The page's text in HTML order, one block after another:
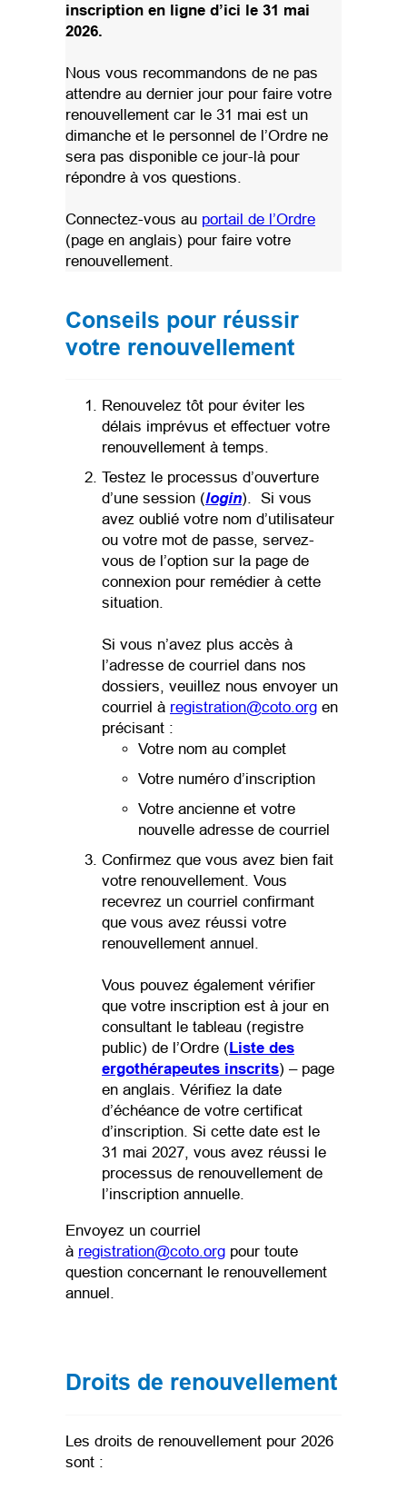
inscription en ligne d’ici le 31 mai
2026.
Nous vous recommandons de ne pas
attendre au dernier jour pour faire votre
renouvellement car le 31 mai est un
dimanche et le personnel de l’Ordre ne
sera pas disponible ce jour-là pour
répondre à vos questions.
Connectez-vous au portail de l’Ordre(opens in a
(page en anglais) pour faire votre
renouvellement.
Conseils pour réussir
votre renouvellement
Renouvelez tôt pour éviter les
délais imprévus et effectuer votre
renouvellement à temps.
Testez le processus d’ouverture
d’une session (login(opens in a new tab)
). Si vous
avez oublié votre nom d’utilisateur
ou votre mot de passe, servez-
vous de l’option sur la page de
connexion pour remédier à cette
situation.
Si vous n’avez plus accès à
l’adresse de courriel dans nos
dossiers, veuillez nous envoyer un
courriel à registration@coto.org(opens
en
précisant :
Votre nom au complet
Votre numéro d’inscription
Votre ancienne et votre
nouvelle adresse de courriel
Confirmez que vous avez bien fait
votre renouvellement. Vous
recevrez un courriel confirmant
que vous avez réussi votre
renouvellement annuel.
Vous pouvez également vérifier
que votre inscription est à jour en
consultant le tableau (registre
public) de l’Ordre ( Liste des
ergothérapeutes inscrits(opens in a new
) – page
en anglais. Vérifiez la date
d’échéance de votre certificat
d’inscription. Si cette date est le
31 mai 2027, vous avez réussi le
processus de renouvellement de
l’inscription annuelle.
Envoyez un courriel
à registration@coto.org(opens default email app)
pour toute
question concernant le renouvellement
annuel.
Droits de renouvellement
Les droits de renouvellement pour 2026
sont :